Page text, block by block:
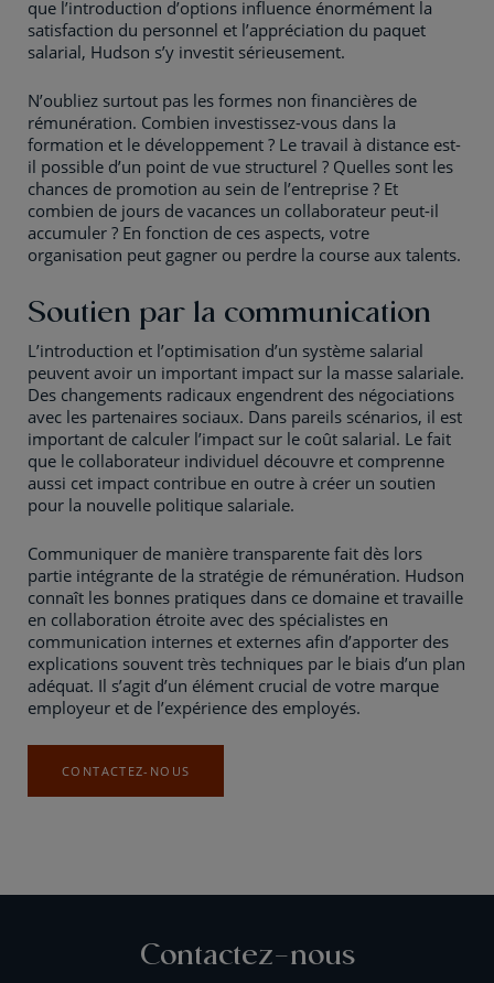
que l’introduction d’options influence énormément la
satisfaction du personnel et l’appréciation du paquet
salarial, Hudson s’y investit sérieusement.
N’oubliez surtout pas les formes non financières de
rémunération. Combien investissez-vous dans la
formation et le développement ? Le travail à distance est-
il possible d’un point de vue structurel ? Quelles sont les
chances de promotion au sein de l’entreprise ? Et
combien de jours de vacances un collaborateur peut-il
accumuler ? En fonction de ces aspects, votre
organisation peut gagner ou perdre la course aux talents.
Soutien par la communication
L’introduction et l’optimisation d’un système salarial
peuvent avoir un important impact sur la masse salariale.
Des changements radicaux engendrent des négociations
avec les partenaires sociaux. Dans pareils scénarios, il est
important de calculer l’impact sur le coût salarial. Le fait
que le collaborateur individuel découvre et comprenne
aussi cet impact contribue en outre à créer un soutien
pour la nouvelle politique salariale.
Communiquer de manière transparente fait dès lors
partie intégrante de la stratégie de rémunération. Hudson
connaît les bonnes pratiques dans ce domaine et travaille
en collaboration étroite avec des spécialistes en
communication internes et externes afin d’apporter des
explications souvent très techniques par le biais d’un plan
adéquat. Il s’agit d’un élément crucial de votre marque
employeur et de l’expérience des employés.
CONTACTEZ-NOUS
Contactez-nous